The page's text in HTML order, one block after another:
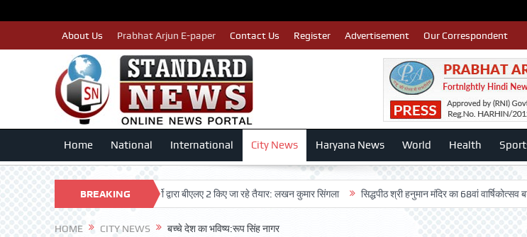
About Us Prabhat Arjun E-paper Contact Us Register Advertisement Our Correspondent
Home National International City News Haryana News World Health
BREAKING
NEWS
का नाम न कटे इसलिए काँग्रेस पार्टी द्वारा बीएलए 2 किए जा रहे तैयार: लखन कुमार सिंगला सिद्धपीठ श्री हनुमान मंदिर का 68वां वार्षिकोत्सव बड़ी धूमधाम
HOME CITY NEWS बच्चे देश का भविष्य:रूप सिंह नागर